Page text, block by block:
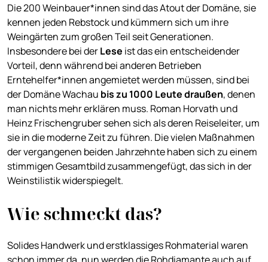
Die 200 Weinbauer*innen sind das Atout der Domäne, sie
kennen jeden Rebstock und kümmern sich um ihre
Weingärten zum großen Teil seit Generationen.
Insbesondere bei derLese ist das ein entscheidender
Vorteil, denn während bei anderen Betrieben
Erntehelfer*innen angemietet werden müssen, sind bei
der Domäne Wachau bis zu 1000 Leute draußen, denen
man nichts mehr erklären muss. Roman Horvath und
Heinz Frischengruber sehen sich als deren Reiseleiter, um
sie in die moderne Zeit zu führen. Die vielen Maßnahmen
der vergangenen beiden Jahrzehnte haben sich zu einem
stimmigen Gesamtbild zusammengefügt, das sich in der
Weinstilistik widerspiegelt.
Wie schmeckt das?
Solides Handwerk und erstklassiges Rohmaterial waren